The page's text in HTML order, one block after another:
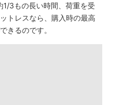
1/3もの長い時間、荷重を受
トレスなら、購入時の最高
きるのです。